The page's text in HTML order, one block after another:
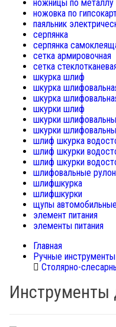
ножницы по металлу
ножовка по
паяльник
серпянка
серпянка
сетка армировочная
сетка
шкурка шлиф
шкурка
шкурка
шкурки шлиф
шкурки
шкурки
шлиф шкурка
шлиф шкурки
шлиф шкурки
шлифовальные
шлифшкурка
шлифшкурки
щупы автомобильные
элемент питания
элементы питания
Главная
Ручные инструменты
Столярно-
Инструменты